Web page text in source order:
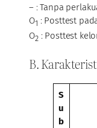
– : Tanpa
O1 : Posttest
O2: Posttest
B.
S
u
b